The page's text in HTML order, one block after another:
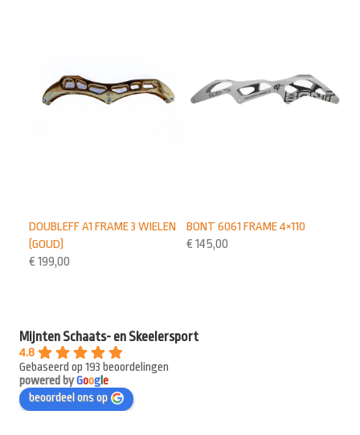
BONT 6061 FRAME 4×110
€ 145,00
DOUBLEFF A1 FRAME 3 WIELEN
(GOUD)
€ 199,00
Mijnten Schaats- en Skeelersport
4.8
Gebaseerd op 193 beoordelingen
powered byGooge
beoordeel ons op